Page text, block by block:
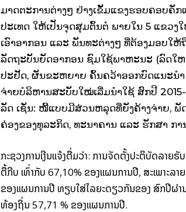
ມາດຕະການຕ່າງໆ ຢ່າງ​ເຂັ້ມ​ແຂງ​ຮອບ​ຄອບ​
ປະເທດ​ ໃຫ້​ເປັນ​ຈຸດ​ສຸມຕົ້ນຕໍ ພາຍ​ໃນ 5 ແຂວງ
ເອົາອາກອນ ແລະ ພັນທະຕ່າງໆ ທີ່ຕ້ອງມອບໃຫ້
ລັດຖະບັນຍັດອາກອນ ຊົມໃຊ້ພາຫະນະ (ລົດໃ
ປະຢັດ, ຜັນຂະຫຍາຍ ຄົ້ນຄວ້າອອກບົດແນະນ
ຈ່າຍບໍລິຫານສະບັບໃໝ່ເລີ່ມນຳໃຊ້ ສົກປີ
ລັດ ເຊັ່ນ: ໜີ້ແບບມີສ່ວນຫລຸດທີ່ຍັງຄ້າງຈ່າຍ,
ຄ່ອງຂອງທຸລະກິດ, ທະນາຄານ ແລະ ຮັກສາ ກາ
ກະຊວງການເງີນແຈ້ງຕື່ມວ່າ: ການຈັດຕັ້ງປະຕິບັດລາຍຮັ
ຕື້ກີບ ເທົ່າກັບ 67,10% ຂອງແຜນການປີ, ສະເພາະລາ
ຂອງແຜນການປີ ທຽບໃສ່ໄລຍະດຽວກັນຂອງ ສົກປີຜ່າ
ທ້ອງຖິ່ນ 57,71 % ຂອງແຜນການປີ.